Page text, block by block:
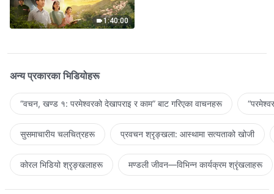
1:40:00
अन्य प्रकारका भिडियोहरू
“वचन, खण्ड १: परमेश्‍वरको देखापराइ र काम” बाट गरिएका वाचनहरू
सुसमाचारीय चलचित्रहरू प्रवचन श्रृङ्खला: आस्थामा सत्यताको खोजी
कोरल भिडियो श्रृङ्खलाहरू मण्डली जीवन—विभिन्‍न कार्यक्रम श्रृंखलाहरू